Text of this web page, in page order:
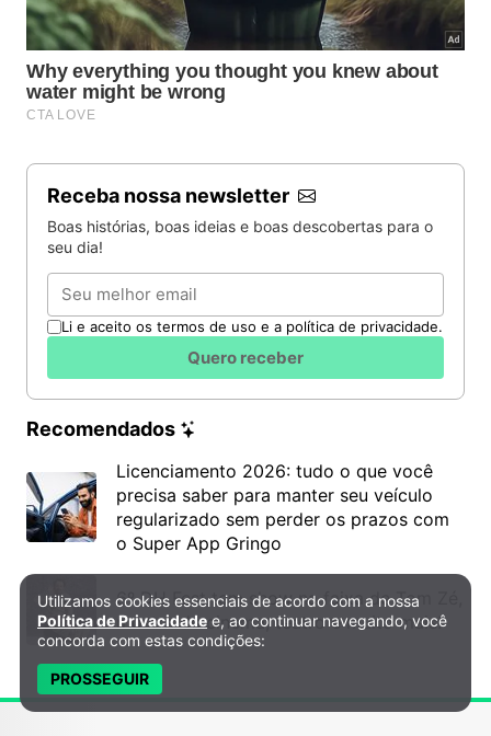
Duda Ribeiro
Em 2011, o ator foi submetido a um transplante de
fígado, após ser diagnosticado com câncer
no órgão. Durante os últimos anos de vida, Ribeiro
continuou lutando contra a doença, mas não resistiu
à evolução da enfermidade e morreu em 14 de
setembro de 2016.
Receba nossa newsletter
Boas histórias, boas ideias e boas descobertas para o
seu dia!
Email
Li e aceito os termos de uso e a política de privacidade.
Quero receber
Recomendados
Licenciamento 2026: tudo o que você
precisa saber para manter seu veículo
regularizado sem perder os prazos com
o Super App Gringo
6º DH Fest tem show na faixa de Tom Zé,
mostra de cinema, teatro e muito mais!
Política de Privacidade e Cookies
Utilizamos cookies essenciais de acordo com a nossa
Política de Privacidade e, ao continuar navegando, você
concorda com estas condições:
PROSSEGUIR